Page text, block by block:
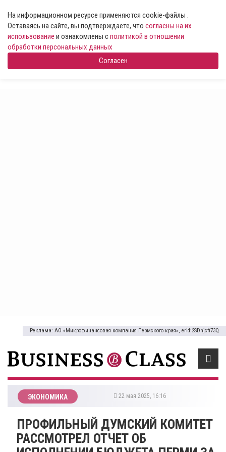
На информационном ресурсе применяются cookie-файлы .
Оставаясь на сайте, вы подтверждаете, что согласны на их
использование и ознакомлены сполитикой в отношении
обработки персональных данных
Согласен
Реклама: АО «Микрофинансовая компания Пермского края», erid:2SDnjcfi73Q
ЭКОНОМИКА 22 мая 2025, 16:16
ПРОФИЛЬНЫЙ ДУМСКИЙ КОМИТЕТ
РАССМОТРЕЛ ОТЧЕТ ОБ